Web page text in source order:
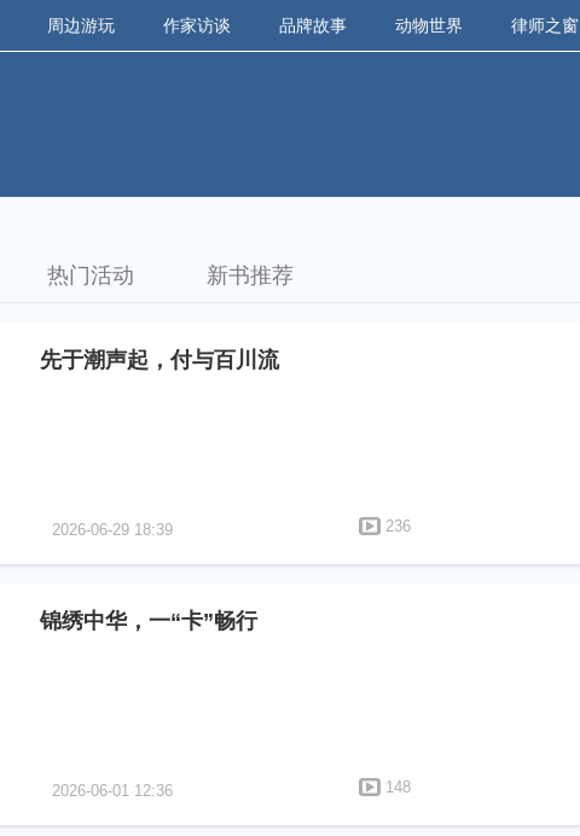
周边游玩 作家访谈 品牌故事 动物世界 律师之窗
热门活动 新书推荐
先于潮声起，付与百川流
2026-06-29 18:39 236
锦绣中华，一“卡”畅行
2026-06-01 12:36 148